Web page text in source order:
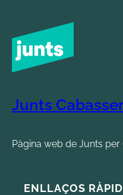
Junts
Pàgina web de Junts
ENLLAÇOS